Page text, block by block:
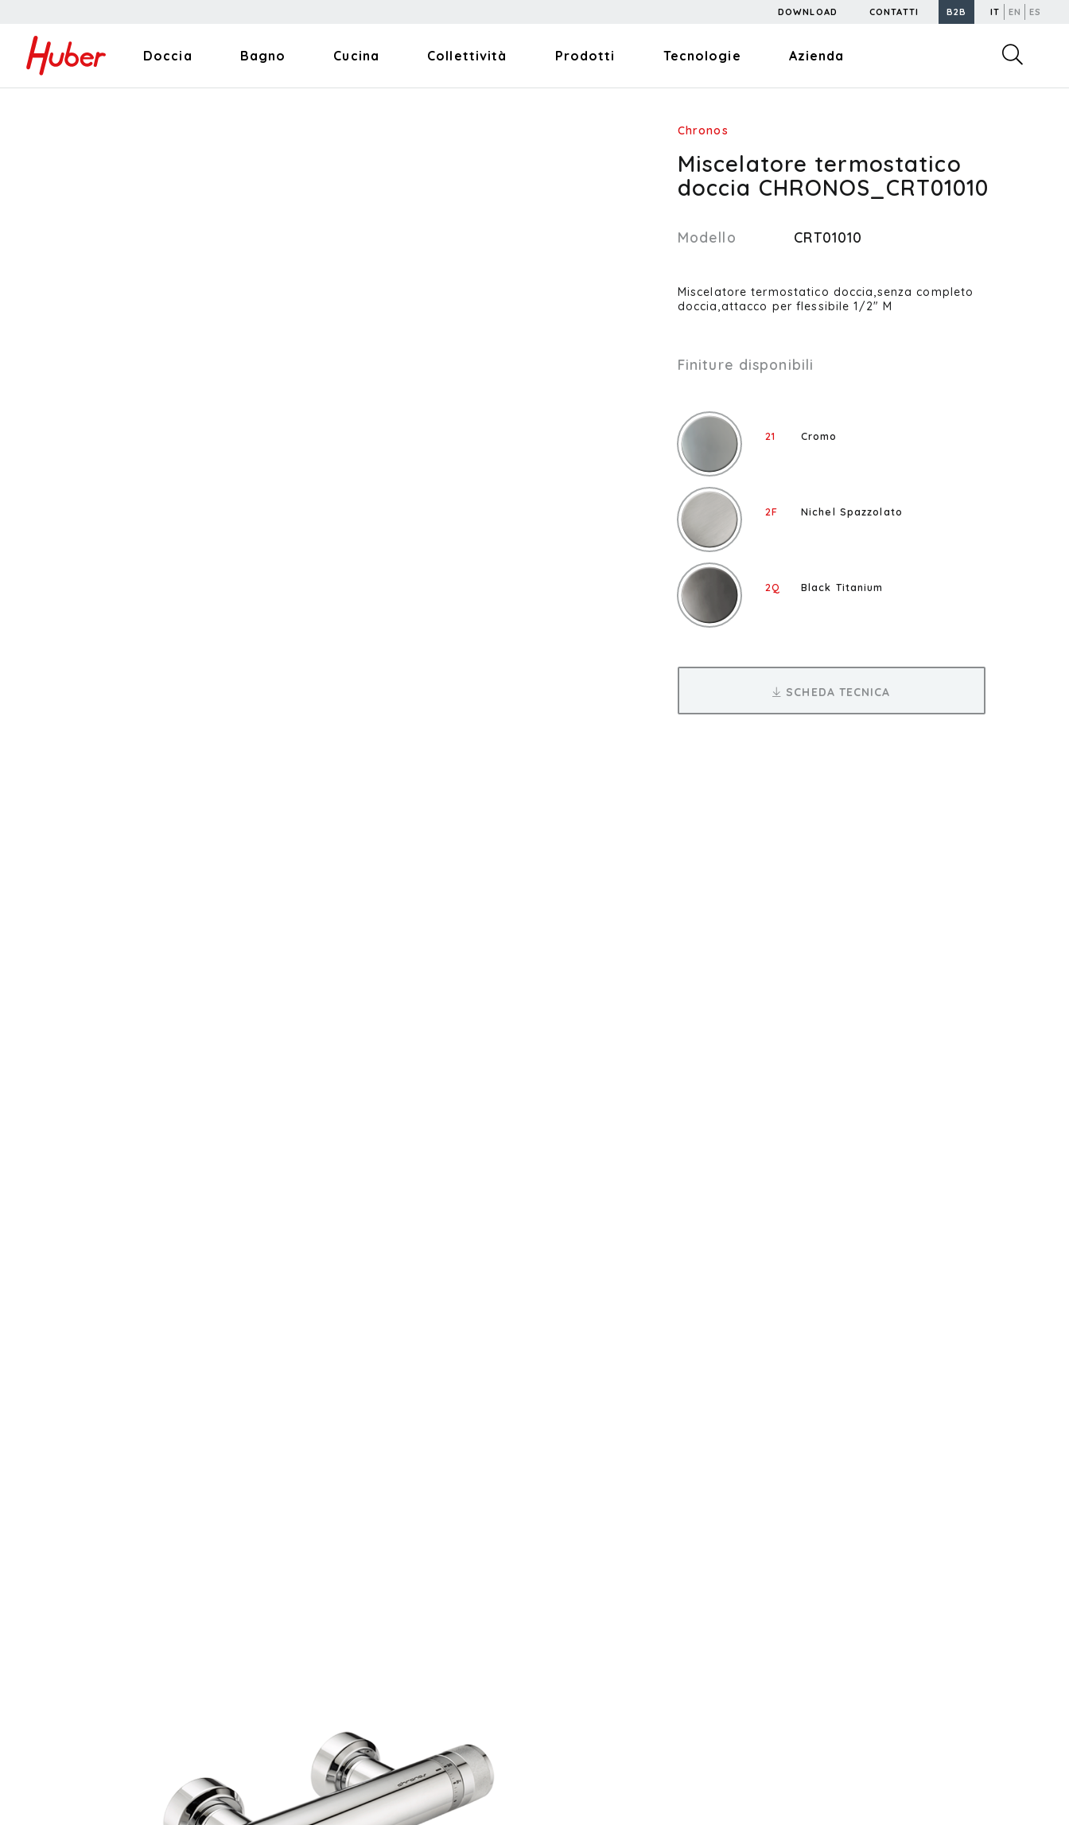
DOWNLOAD CONTATTI B2B IT EN ES
Doccia Bagno Cucina Collettività Prodotti Tecnologie Azienda
Chronos
Miscelatore termostatico
doccia CHRONOS_CRT01010
Modello CRT01010
Miscelatore termostatico doccia,senza completo
doccia,attacco per flessibile 1/2" M
Finiture disponibili
21 Cromo
2F Nichel Spazzolato
2Q Black Titanium
SCHEDA TECNICA